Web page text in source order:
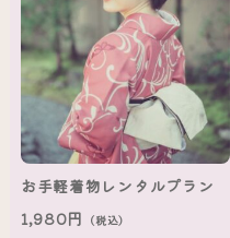
お手軽着物レンタルプラン
1,980円 （税込）